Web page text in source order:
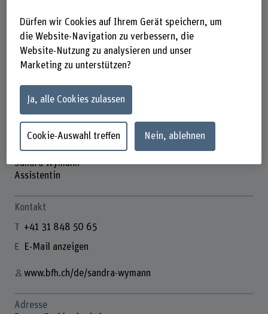
Sandra Wymann
Assistentin
Kontakt
+41 31 848 50 65
E-Mail anzeigen
www.bfh.ch/de/sandra-wymann
Adresse
Dürfen wir Cookies auf Ihrem Gerät speichern, um
die Website-Navigation zu verbessern, die
Website-Nutzung zu analysieren und unser
Marketing zu unterstützen?
Ja, alle Cookies zulassen
Cookie-Auswahl treffen Nein, ablehnen